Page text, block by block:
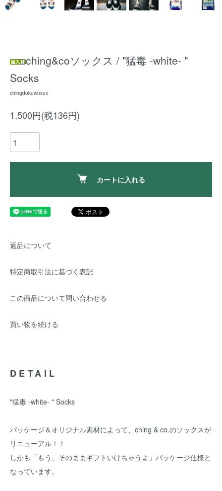
ching&coソックス / "猛毒 -white- "
Socks
chingdokuwhsox
1,500円(税136円)
カートに入れる
返品について
特定商取引法に基づく表記
この商品について問い合わせる
買い物を続ける
DETAIL
"猛毒 -white- " Socks
パッケージ＆オリジナル素材によって、ching & co.のソックスが
リニューアル！！
しかも「もう、そのままギフトいけちゃうよ」パッケージ仕様と
なっています。